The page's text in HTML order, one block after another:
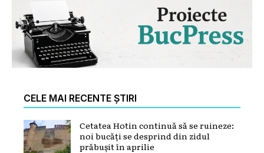
CELE MAI RECENTE ȘTIRI
Cetatea Hotin continuă să se ruineze:
noi bucăți se desprind din zidul
prăbușit în aprilie